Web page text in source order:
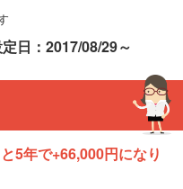
日：2017/08/29～
5年で+66,000円になり